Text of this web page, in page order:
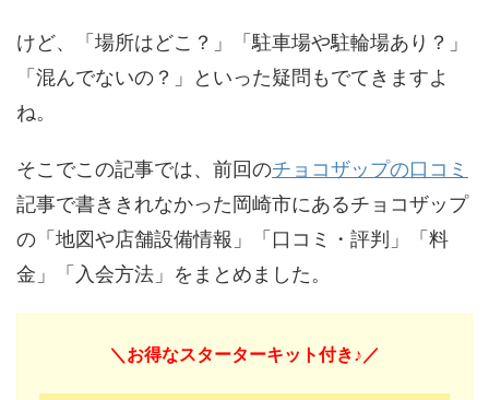
けど、「場所はどこ？」「駐車場や駐輪場あり？」
「混んでないの？」といった疑問もでてきますよ
ね。
そこでこの記事では、前回のチョコザップの口コミ
記事で書ききれなかった岡崎市にあるチョコザップ
の「地図や店舗設備情報」「口コミ・評判」「料
金」「入会方法」をまとめました。
＼お得なスターターキット付き♪／